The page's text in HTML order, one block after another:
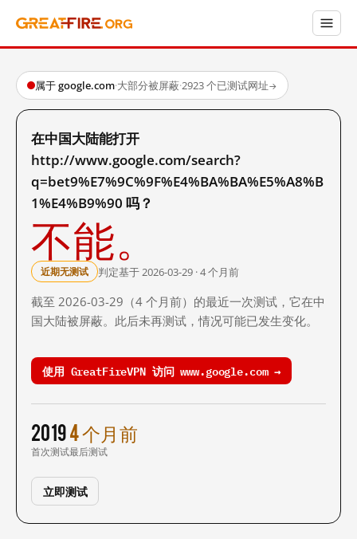
属于 google.com·大部分被屏蔽·2923 个已测试网址→
在中国大陆能打开
http://www.google.com/search?
q=bet9%E7%9C%9F%E4%BA%BA%E5%A8%B
1%E4%B9%90 吗？
不能。
近期无测试 判定基于 2026-03-29 · 4 个月前
截至 2026-03-29（4 个月前）的最近一次测试，它在中
国大陆被屏蔽。此后未再测试，情况可能已发生变化。
使用 GreatFireVPN 访问 www.google.com →
2019
首次测试
4 个月前
最后测试
立即测试